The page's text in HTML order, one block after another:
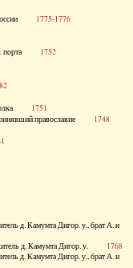
России 1775-1776
порта 1752
полка 1751
православие 1748
д. Камумта Дигор. у., брат А. и
житель д. Камумта Дигор. у. 1768
д. Камумта Дигор. у., брат А. и